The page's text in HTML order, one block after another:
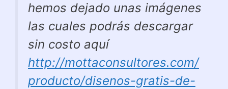
hemos dejado unas imágenes
las cuales podrás descargar
sin costo aquí
http://mottaconsultores.com/
producto/disenos-gratis-de-